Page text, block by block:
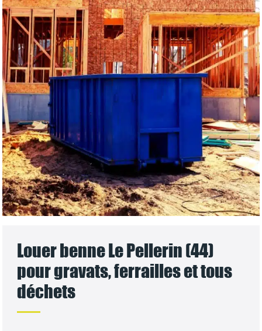
Louer benne Le Pellerin (44)
pour gravats, ferrailles et tous
déchets